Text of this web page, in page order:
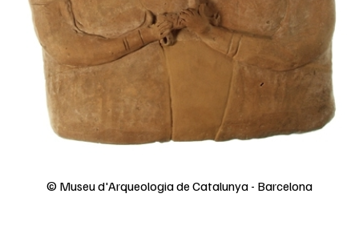
© Museu d'Arqueologia de Catalunya - Barcelona